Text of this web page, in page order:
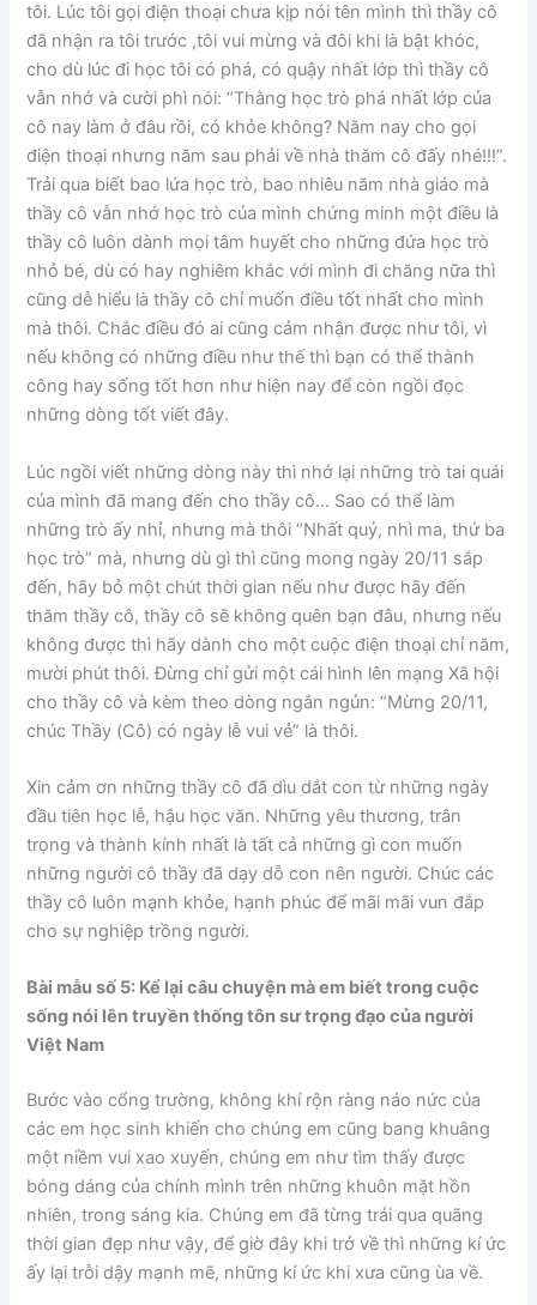
tôi. Lúc tôi gọi điện thoại chưa kịp nói tên mình thì thầy cô
đã nhận ra tôi trước ,tôi vui mừng và đôi khi là bật khóc,
cho dù lúc đi học tôi có phá, có quậy nhất lớp thì thầy cô
vẫn nhớ và cười phì nói: “Thằng học trò phá nhất lớp của
cô nay làm ở đâu rồi, có khỏe không? Năm nay cho gọi
điện thoại nhưng năm sau phải về nhà thăm cô đấy nhé!!!”.
Trải qua biết bao lứa học trò, bao nhiêu năm nhà giáo mà
thầy cô vẫn nhớ học trò của mình chứng minh một điều là
thầy cô luôn dành mọi tâm huyết cho những đứa học trò
nhỏ bé, dù có hay nghiêm khắc với mình đi chăng nữa thì
cũng dễ hiểu là thầy cô chỉ muốn điều tốt nhất cho mình
mà thôi. Chắc điều đó ai cũng cảm nhận được như tôi, vì
nếu không có những điều như thế thì bạn có thể thành
công hay sống tốt hơn như hiện nay để còn ngồi đọc
những dòng tốt viết đây.
Lúc ngồi viết những dòng này thì nhớ lại những trò tai quái
của mình đã mang đến cho thầy cô… Sao có thể làm
những trò ấy nhỉ, nhưng mà thôi “Nhất quỷ, nhì ma, thứ ba
học trò” mà, nhưng dù gì thì cũng mong ngày 20/11 sắp
đến, hãy bỏ một chút thời gian nếu như được hãy đến
thăm thầy cô, thầy cô sẽ không quên bạn đâu, nhưng nếu
không được thì hãy dành cho một cuộc điện thoại chỉ năm,
mười phút thôi. Đừng chỉ gửi một cái hình lên mạng Xã hội
cho thầy cô và kèm theo dòng ngắn ngủn: “Mừng 20/11,
chúc Thầy (Cô) có ngày lễ vui vẻ” là thôi.
Xin cảm ơn những thầy cô đã dìu dắt con từ những ngày
đầu tiên học lễ, hậu học văn. Những yêu thương, trân
trọng và thành kính nhất là tất cả những gì con muốn
những người cô thầy đã dạy dỗ con nên người. Chúc các
thầy cô luôn mạnh khỏe, hạnh phúc để mãi mãi vun đắp
cho sự nghiệp trồng người.
Bài mẫu số 5: Kể lại câu chuyện mà em biết trong cuộc
sống nói lên truyền thống tôn sư trọng đạo của người
Việt Nam
Bước vào cổng trường, không khí rộn ràng náo nức của
các em học sinh khiến cho chúng em cũng bang khuâng
một niềm vui xao xuyến, chúng em như tìm thấy được
bóng dáng của chính mình trên những khuôn mặt hồn
nhiên, trong sáng kia. Chúng em đã từng trải qua quãng
thời gian đẹp như vậy, để giờ đây khi trở về thì những kí ức
ấy lại trỗi dậy mạnh mẽ, những kí ức khi xưa cũng ùa về.